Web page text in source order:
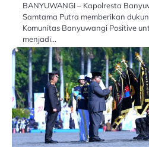
BANYUWANGI – Kapolresta
Samtama Putra memberikan
Komunitas Banyuwangi Positive
menjadi…